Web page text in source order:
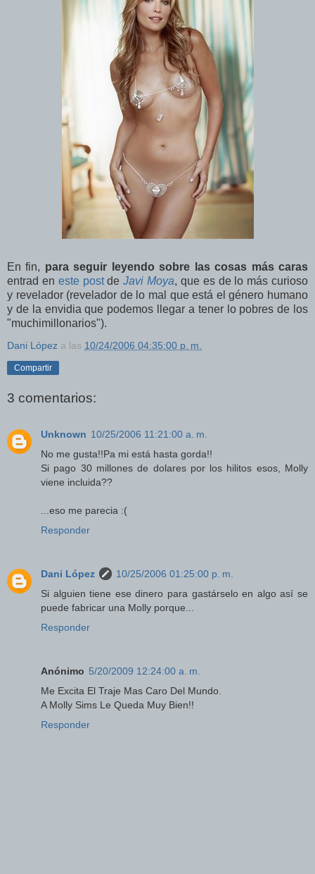
En fin, para seguir leyendo sobre las cosas más caras
entrad en este postdeJavi Moya, que es de lo más curioso
y revelador (revelador de lo mal que está el género humano
y de la envidia que podemos llegar a tener lo pobres de los
"muchimillonarios").
Dani López a las 10/24/2006 04:35:00 p. m.
Compartir
3 comentarios:
Unknown 10/25/2006 11:21:00 a. m.
No me gusta!!Pa mi está hasta gorda!!
Si pago 30 millones de dolares por los hilitos esos, Molly
viene incluida??
...eso me parecia :(
Responder
Dani López
10/25/2006 01:25:00 p. m.
Si alguien tiene ese dinero para gastárselo en algo así se
puede fabricar una Molly porque...
Responder
Anónimo 5/20/2009 12:24:00 a. m.
Me Excita El Traje Mas Caro Del Mundo.
A Molly Sims Le Queda Muy Bien!!
Responder